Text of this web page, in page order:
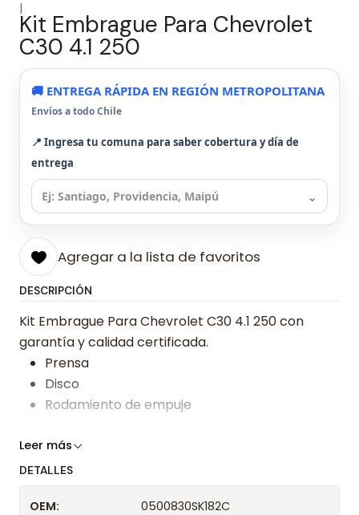
|
Kit Embrague Para Chevrolet
C30 4.1 250
🚚 ENTREGA RÁPIDA EN REGIÓN METROPOLITANA
Envíos a todo Chile
📍 Ingresa tu comuna para saber cobertura y día de
entrega
⌄
Agregar a la lista de favoritos
DESCRIPCIÓN
Kit Embrague Para Chevrolet C30 4.1 250 con
garantía y calidad certificada.
Prensa
Disco
Rodamiento de empuje
Somos especialistas en embragues desde 2019,
Leer más
DETALLES
OEM: 0500830SK182C